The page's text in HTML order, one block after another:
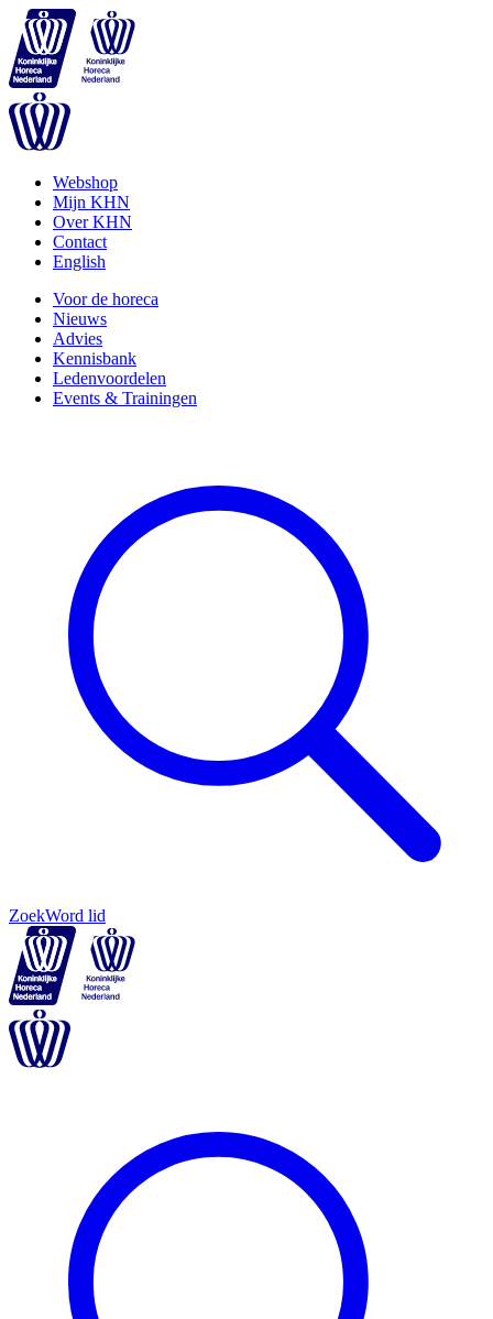
Webshop
Mijn KHN
Over KHN
Contact
English
Voor de horeca
Nieuws
Advies
Kennisbank
Ledenvoordelen
Events & Trainingen
ZoekWord lid